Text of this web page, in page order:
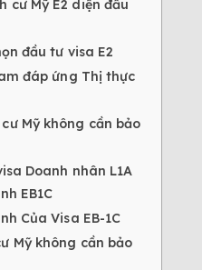
cư Mỹ E2 diện đầu
đầu tư visa E2
đáp ứng Thị thực
Mỹ không cần bảo
Doanh nhân L1A
EB1C
Của Visa EB-1C
Mỹ không cần bảo